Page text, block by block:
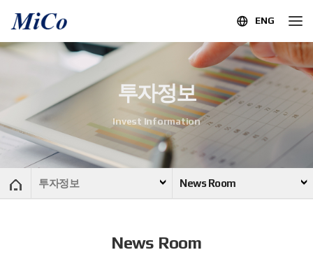
ENG
투자정보
Invest Information
투자정보 News Room
News Room